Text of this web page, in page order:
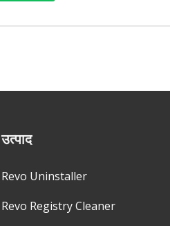
उत्पाद
Revo Uninstaller
Revo Registry Cleaner